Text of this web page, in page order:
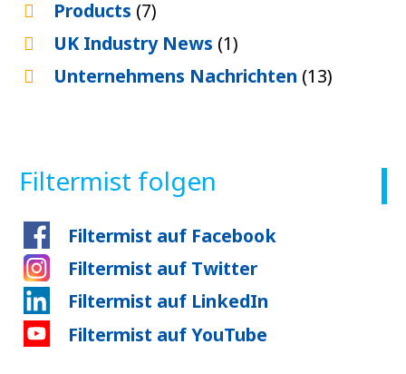
Products (7)
UK Industry News (1)
Unternehmens Nachrichten (13)
Filtermist folgen
Filtermist auf Facebook
Filtermist auf Twitter
Filtermist auf LinkedIn
Filtermist auf YouTube